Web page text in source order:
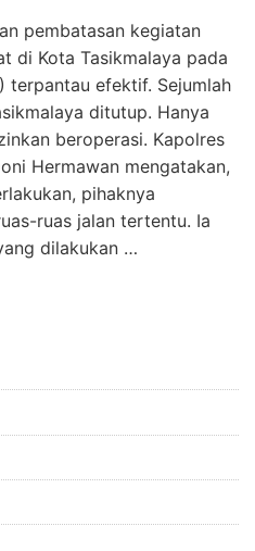
pembatasan kegiatan
di Kota Tasikmalaya pada
terpantau efektif. Sejumlah
ditutup. Hanya
beroperasi. Kapolres
Hermawan mengatakan,
pihaknya
ruas jalan tertentu. Ia
dilakukan …